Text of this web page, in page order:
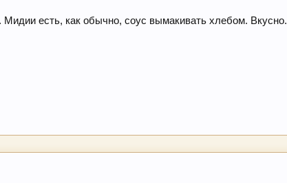
есть, как обычно, соус вымакивать хлебом. Вкусно.